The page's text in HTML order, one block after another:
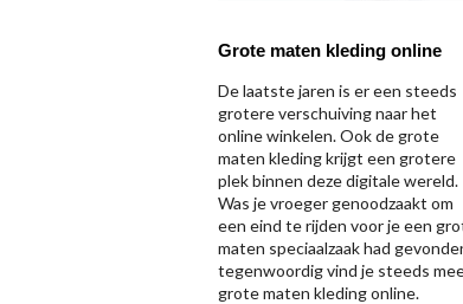
Grote maten kleding online
De laatste jaren is er een steeds
grotere verschuiving naar het
online winkelen. Ook de grote
maten kleding krijgt een grotere
plek binnen deze digitale wereld.
Was je vroeger genoodzaakt om
een eind te rijden voor je een
maten speciaalzaak had
tegenwoordig vind je steeds
grote maten kleding online.